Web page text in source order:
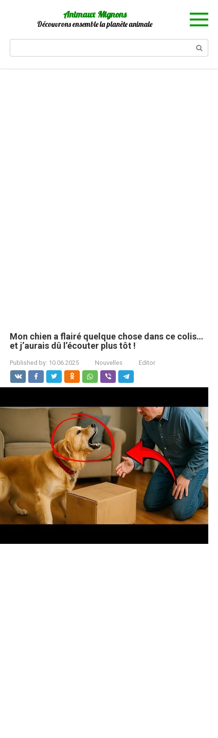
Animaux Mignons
Découvrons ensemble la planète animale
Mon chien a flairé quelque chose dans ce colis…
et j’aurais dû l’écouter plus tôt !
Published by: 10.06.2025 Nouvelles Editor